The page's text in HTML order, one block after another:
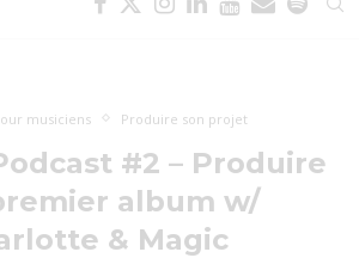
musiciens Produire son projet
#2 – Produire
album w/
& Magic